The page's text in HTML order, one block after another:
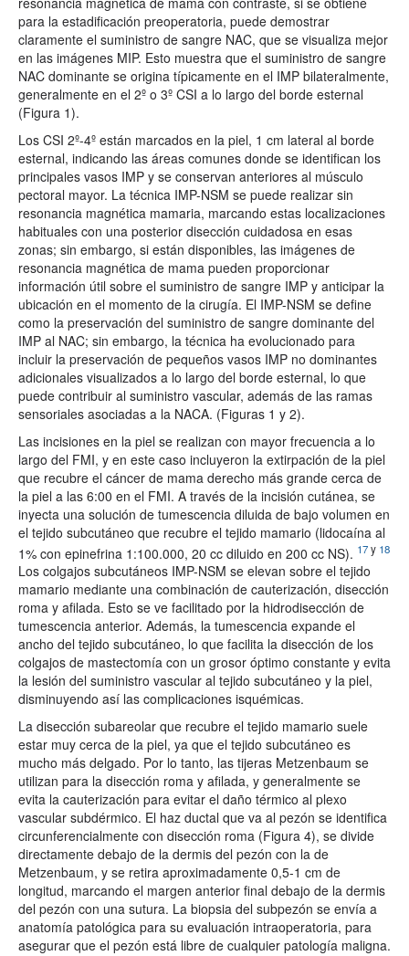
para la estadificación preoperatoria, puede demostrar
claramente el suministro de sangre NAC, que se visualiza mejor
en las imágenes MIP. Esto muestra que el suministro de sangre
NAC dominante se origina típicamente en el IMP bilateralmente,
generalmente en el 2º o 3º CSI a lo largo del borde esternal
(Figura 1).
Los CSI 2º-4º están marcados en la piel, 1 cm lateral al borde
esternal, indicando las áreas comunes donde se identifican los
principales vasos IMP y se conservan anteriores al músculo
pectoral mayor. La técnica IMP-NSM se puede realizar sin
resonancia magnética mamaria, marcando estas localizaciones
habituales con una posterior disección cuidadosa en esas
zonas; sin embargo, si están disponibles, las imágenes de
resonancia magnética de mama pueden proporcionar
información útil sobre el suministro de sangre IMP y anticipar la
ubicación en el momento de la cirugía. El IMP-NSM se define
como la preservación del suministro de sangre dominante del
IMP al NAC; sin embargo, la técnica ha evolucionado para
incluir la preservación de pequeños vasos IMP no dominantes
adicionales visualizados a lo largo del borde esternal, lo que
puede contribuir al suministro vascular, además de las ramas
sensoriales asociadas a la NACA. (Figuras 1 y 2).
Las incisiones en la piel se realizan con mayor frecuencia a lo
largo del FMI, y en este caso incluyeron la extirpación de la piel
que recubre el cáncer de mama derecho más grande cerca de
la piel a las 6:00 en el FMI. A través de la incisión cutánea, se
inyecta una solución de tumescencia diluida de bajo volumen en
el tejido subcutáneo que recubre el tejido mamario (lidocaína al
1% con epinefrina 1:100.000, 20 cc diluido en 200 cc NS). 17y 18
Los colgajos subcutáneos IMP-NSM se elevan sobre el tejido
mamario mediante una combinación de cauterización, disección
roma y afilada. Esto se ve facilitado por la hidrodisección de
tumescencia anterior. Además, la tumescencia expande el
ancho del tejido subcutáneo, lo que facilita la disección de los
colgajos de mastectomía con un grosor óptimo constante y evita
la lesión del suministro vascular al tejido subcutáneo y la piel,
disminuyendo así las complicaciones isquémicas.
La disección subareolar que recubre el tejido mamario suele
estar muy cerca de la piel, ya que el tejido subcutáneo es
mucho más delgado. Por lo tanto, las tijeras Metzenbaum se
utilizan para la disección roma y afilada, y generalmente se
evita la cauterización para evitar el daño térmico al plexo
vascular subdérmico. El haz ductal que va al pezón se identifica
circunferencialmente con disección roma (Figura 4), se divide
directamente debajo de la dermis del pezón con la de
Metzenbaum, y se retira aproximadamente 0,5-1 cm de
longitud, marcando el margen anterior final debajo de la dermis
del pezón con una sutura. La biopsia del subpezón se envía a
anatomía patológica para su evaluación intraoperatoria, para
asegurar que el pezón está libre de cualquier patología maligna.